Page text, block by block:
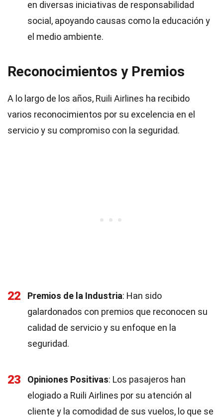
en diversas iniciativas de responsabilidad
social, apoyando causas como la educación y
el medio ambiente.
Reconocimientos y Premios
A lo largo de los años, Ruili Airlines ha recibido
varios reconocimientos por su excelencia en el
servicio y su compromiso con la seguridad.
22 Premios de la Industria: Han sido
galardonados con premios que reconocen su
calidad de servicio y su enfoque en la
seguridad.
23 Opiniones Positivas: Los pasajeros han
elogiado a Ruili Airlines por su atención al
cliente y la comodidad de sus vuelos, lo que se